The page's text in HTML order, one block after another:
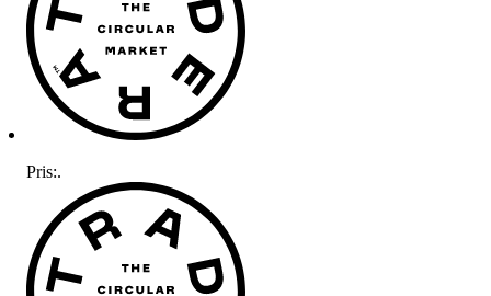
Pris:.